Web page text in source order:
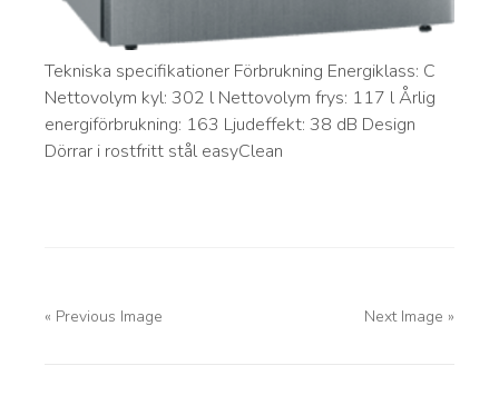
Tekniska specifikationer Förbrukning Energiklass: C
Nettovolym kyl: 302 l Nettovolym frys: 117 l Årlig
energiförbrukning: 163 Ljudeffekt: 38 dB Design
Dörrar i rostfritt stål easyClean
« Previous Image Next Image »